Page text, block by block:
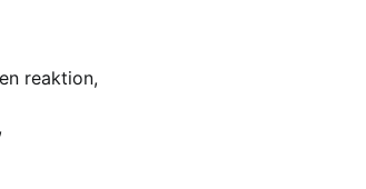
reaktion,